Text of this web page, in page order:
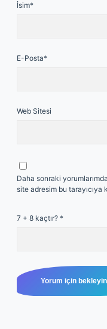
İsim*
E-Posta*
Web Sitesi
Daha sonraki
site adresim bu tarayıcıya
7 + 8 kaçtır? *